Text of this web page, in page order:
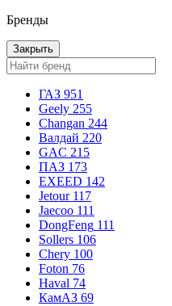
Бренды
Закрыть
ГАЗ 951
Geely 255
Changan 244
Валдай 220
GAC 215
ПАЗ 173
EXEED 142
Jetour 117
Jaecoo 111
DongFeng 111
Sollers 106
Chery 100
Foton 76
Haval 74
КамАЗ 69